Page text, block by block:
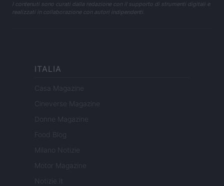
I contenuti sono curati dalla redazione con il supporto di strumenti digitali e
realizzati in collaborazione con autori indipendenti.
ITALIA
Casa Magazine
Cineverse Magazine
Donne Magazine
Food Blog
Milano Notizie
Motor Magazine
Notizie.it